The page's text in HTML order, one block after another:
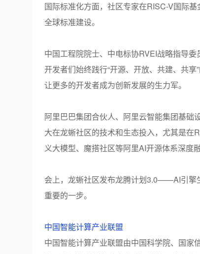
国际标准化方面，社区专家在RISC-V国际基
全球标准建设。
中国工程院院士、中电标协RVEI战略指导委
开发者们始终践行“开源、开放、共建、共
让更多的开发者成为创新发展的生力军。
阿里巴巴集团合伙人、阿里云智能集团基础
大在龙蜥社区的技术和生态投入，尤其是在
义大模型、魔搭社区等阿里AI开源体系深度
会上，龙蜥社区发布龙腾计划3.0——AI引擎
重要的一步。
中国智能计算产业联盟
中国智能计算产业联盟由中国科学院、国家